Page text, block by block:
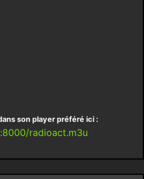
son player préféré ici :
radioact.m3u